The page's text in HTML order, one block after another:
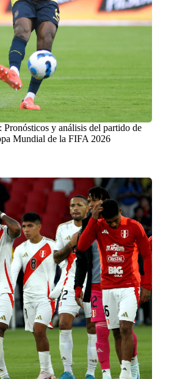
Pronósticos y análisis del partido de
Mundial de la FIFA 2026